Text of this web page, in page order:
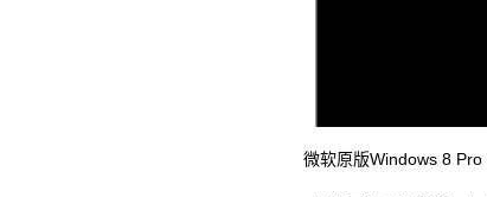
微软原版Windows 8